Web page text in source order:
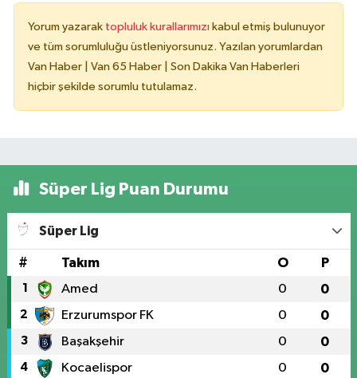
Yorum yazarak topluluk kurallarımızı kabul etmiş bulunuyor
ve tüm sorumluluğu üstleniyorsunuz. Yazılan yorumlardan
Van Haber | Van 65 Haber | Son Dakika Van Haberleri
hiçbir şekilde sorumlu tutulamaz.
Süper Lig Puan Durumu
Süper Lig
# Takım O P
1 Amed 0 0
2 Erzurumspor FK 0 0
3 Başakşehir 0 0
4 Kocaelispor 0 0